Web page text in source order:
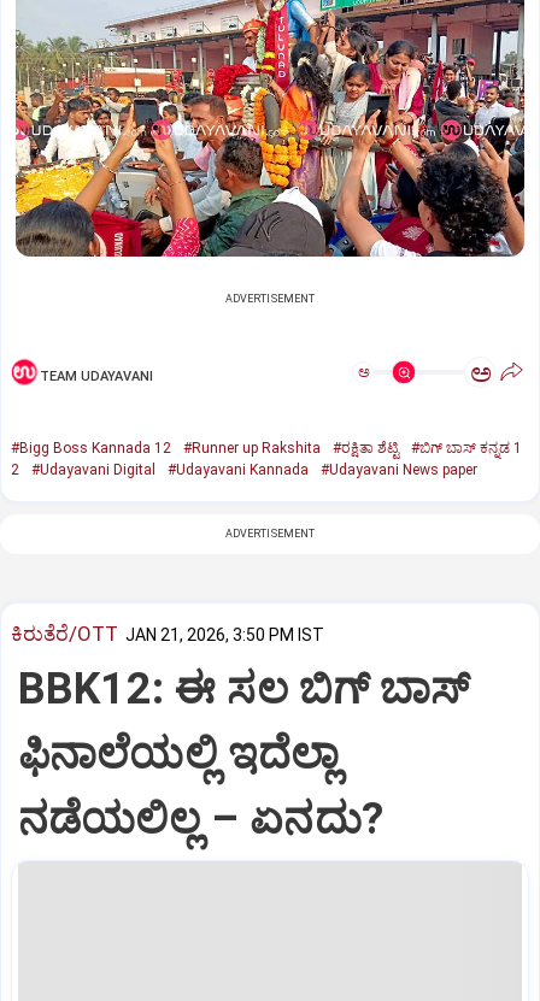
ADVERTISEMENT
TEAM UDAYAVANI ಅ ಅ
#Bigg Boss Kannada 12 #Runner up Rakshita #ರಕ್ಷಿತಾ ಶೆಟ್ಟಿ
#ಬಿಗ್‌ ಬಾಸ್‌ ಕನ್ನಡ 1
2
#Udayavani Digital #Udayavani Kannada #Udayavani News paper
ADVERTISEMENT
ಕಿರುತೆರೆ/OTT JAN 21, 2026, 3:50 PM IST
BBK12: ಈ ಸಲ ಬಿಗ್‌ ಬಾಸ್‌
ಫಿನಾಲೆಯಲ್ಲಿ ಇದೆಲ್ಲಾ
ನಡೆಯಲಿಲ್ಲ – ಏನದು?